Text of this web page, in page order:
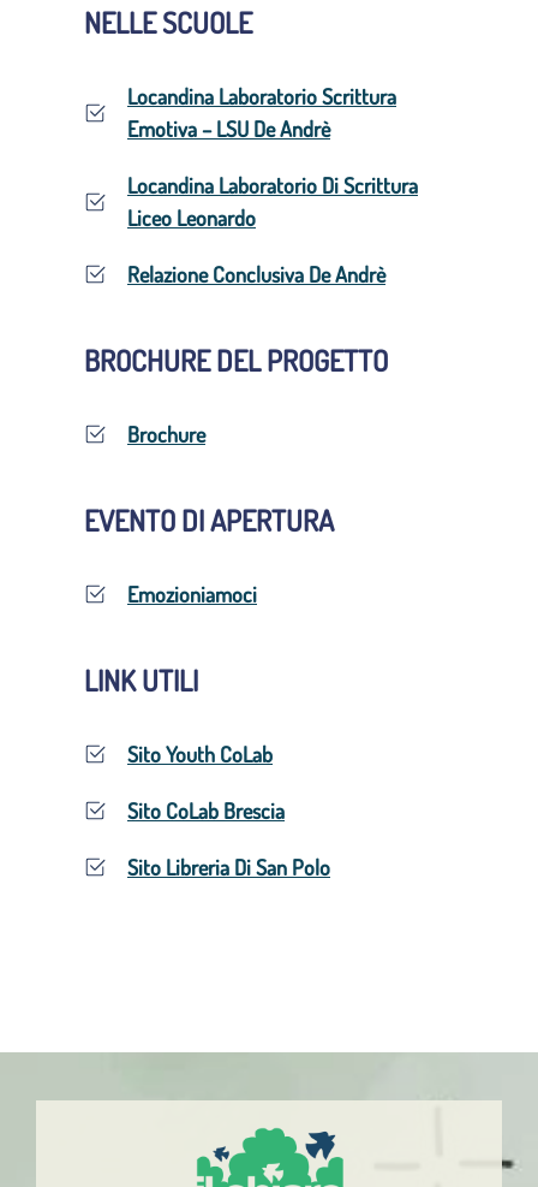
NELLE SCUOLE
Locandina Laboratorio Scrittura
Emotiva – LSU De Andrè
Locandina Laboratorio Di Scrittura
Liceo Leonardo
Relazione Conclusiva De Andrè
BROCHURE DEL PROGETTO
Brochure
EVENTO DI APERTURA
Emozioniamoci
LINK UTILI
Sito Youth CoLab
Sito CoLab Brescia
Sito Libreria Di San Polo